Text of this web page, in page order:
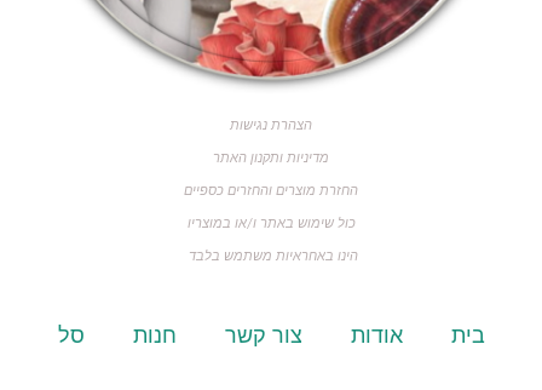
הצהרת נגישות
מדיניות ותקנון האתר
החזרת מוצרים והחזרים כספיים
כול שימוש באתר ו/או במוצריו
הינו באחראיות משתמש בלבד
בית אודות צור קשר חנות סל